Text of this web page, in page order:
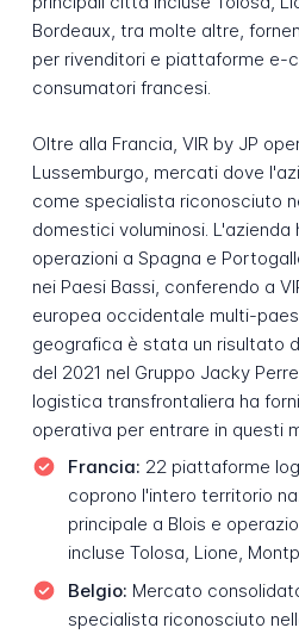
Bordeaux, tra molte altre,
per rivenditori e piattaforme e-
consumatori francesi.
Oltre alla Francia, VIR by JP
Lussemburgo, mercati dove
come specialista riconosciuto
domestici voluminosi.
operazioni a Spagna e
nei Paesi Bassi, conferendo a
europea occidentale multi-
geografica è stata un risultato
del 2021 nel Gruppo Jacky
logistica transfrontaliera ha
operativa per entrare in questi
Francia: 22 piattaforme
coprono l'intero territorio
principale a Blois e
incluse Tolosa, Lione,
Belgio: Mercato
specialista riconosciuto